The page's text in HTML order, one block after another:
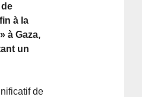
à la
à Gaza,
un
de